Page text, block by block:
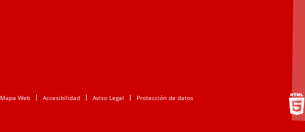
Mapa Web Accesibilidad Aviso Legal Protección de datos